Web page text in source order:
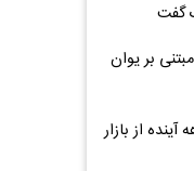
گفت
بر یوان
از بازار